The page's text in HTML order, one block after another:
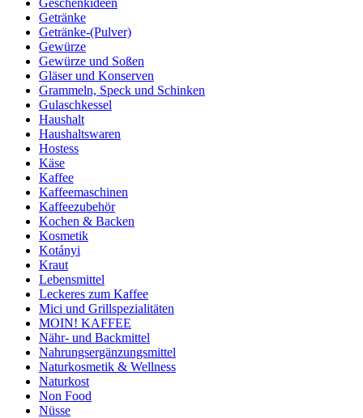
Geschenkideen
Getränke
Getränke-(Pulver)
Gewürze
Gewürze und Soßen
Gläser und Konserven
Grammeln, Speck und Schinken
Gulaschkessel
Haushalt
Haushaltswaren
Hostess
Käse
Kaffee
Kaffeemaschinen
Kaffeezubehör
Kochen & Backen
Kosmetik
Kotányi
Kraut
Lebensmittel
Leckeres zum Kaffee
Mici und Grillspezialitäten
MOIN! KAFFEE
Nähr- und Backmittel
Nahrungsergänzungsmittel
Naturkosmetik & Wellness
Naturkost
Non Food
Nüsse